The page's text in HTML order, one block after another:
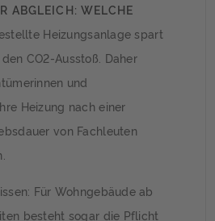
ABGLEICH: WELCHE
IN 2026?Heizungsanlage spart
CO2-Ausstoß. Daher
und
Heizung nach einer
von Fachleuten
Für Wohngebäude ab
besteht sogar die Pflicht